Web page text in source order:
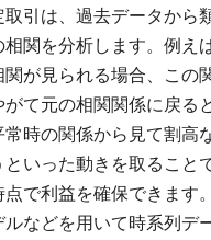
引は、過去データから
関を分析します。例え
が見られる場合、この
て元の相関関係に戻る
時の関係から見て割高
いった動きを取ること
で利益を確保できます
などを用いて時系列デ